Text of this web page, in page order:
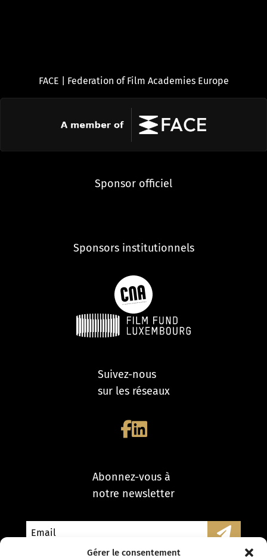
Gérer le consentement
FACE | Federation of Film Academies Europe
Sponsor officiel
Sponsors institutionnels
Suivez-nous
sur les réseaux
Abonnez-vous à
notre newsletter